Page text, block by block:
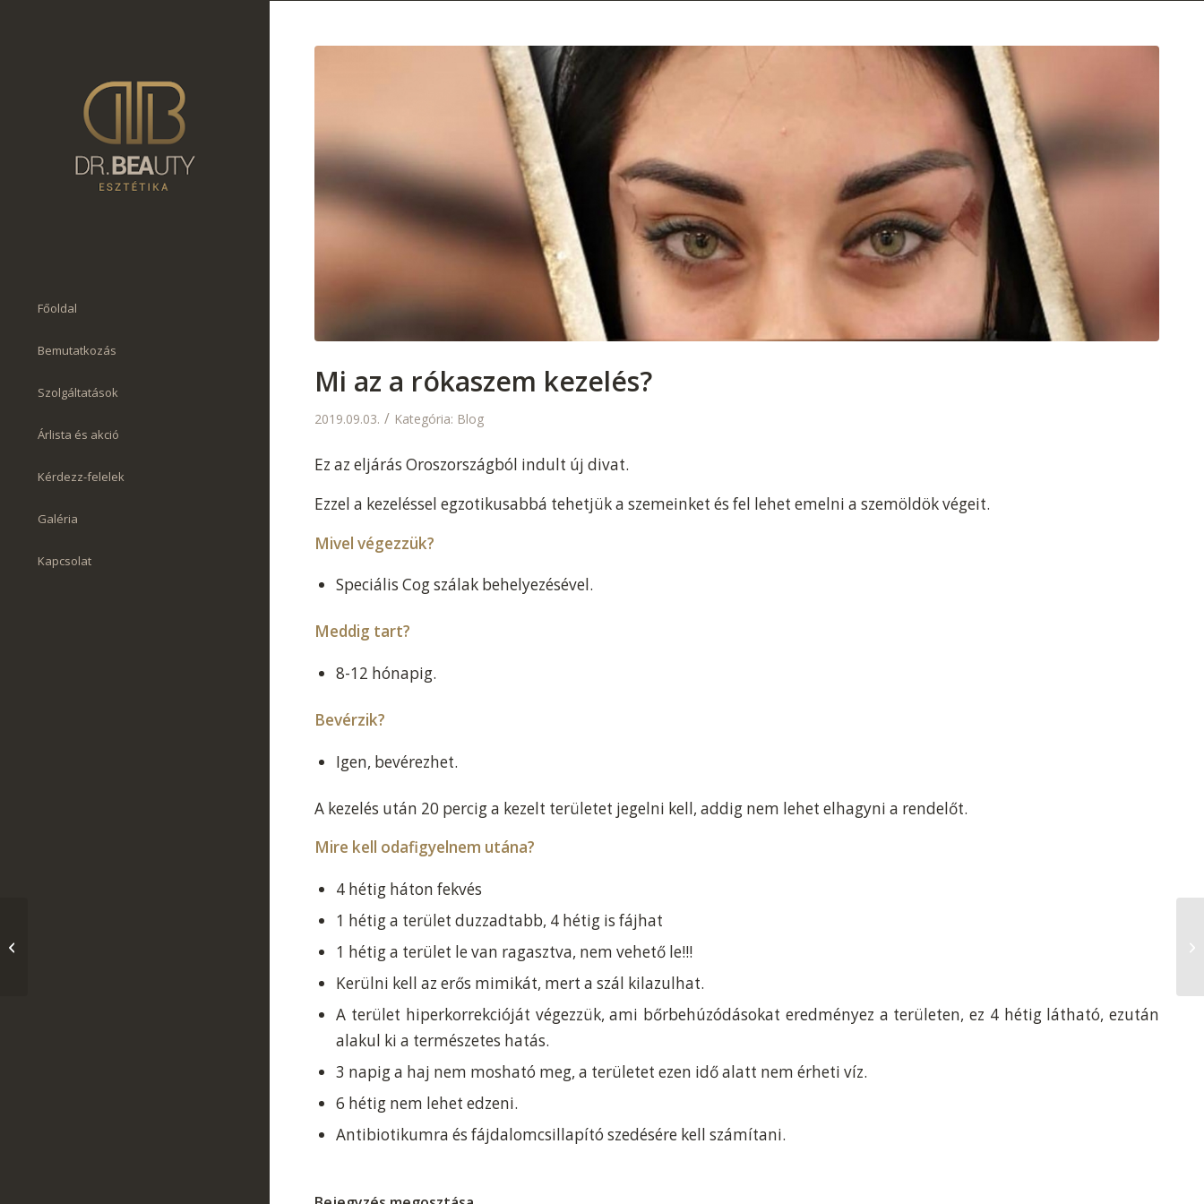
Főoldal
Bemutatkozás
Szolgáltatások
Árlista és akció
Kérdezz-felelek
Galéria
Kapcsolat
Mi az a rókaszem kezelés?
2019.09.03. / Kategória: Blog
Ez az eljárás Oroszországból indult új divat.
Ezzel a kezeléssel egzotikusabbá tehetjük a szemeinket és fel lehet emelni a szemöldök végeit.
Mivel végezzük?
Speciális Cog szálak behelyezésével.
Meddig tart?
8-12 hónapig.
Bevérzik?
Igen, bevérezhet.
A kezelés után 20 percig a kezelt területet jegelni kell, addig nem lehet elhagyni a rendelőt.
Mire kell odafigyelnem utána?
4 hétig háton fekvés
1 hétig a terület duzzadtabb, 4 hétig is fájhat
1 hétig a terület le van ragasztva, nem vehető le!!!
Kerülni kell az erős mimikát, mert a szál kilazulhat.
A terület hiperkorrekcióját végezzük, ami bőrbehúzódásokat eredményez a területen, ez 4 hétig látható, ezután
alakul ki a természetes hatás.
3 napig a haj nem mosható meg, a területet ezen idő alatt nem érheti víz.
6 hétig nem lehet edzeni.
Antibiotikumra és fájdalomcsillapító szedésére kell számítani.